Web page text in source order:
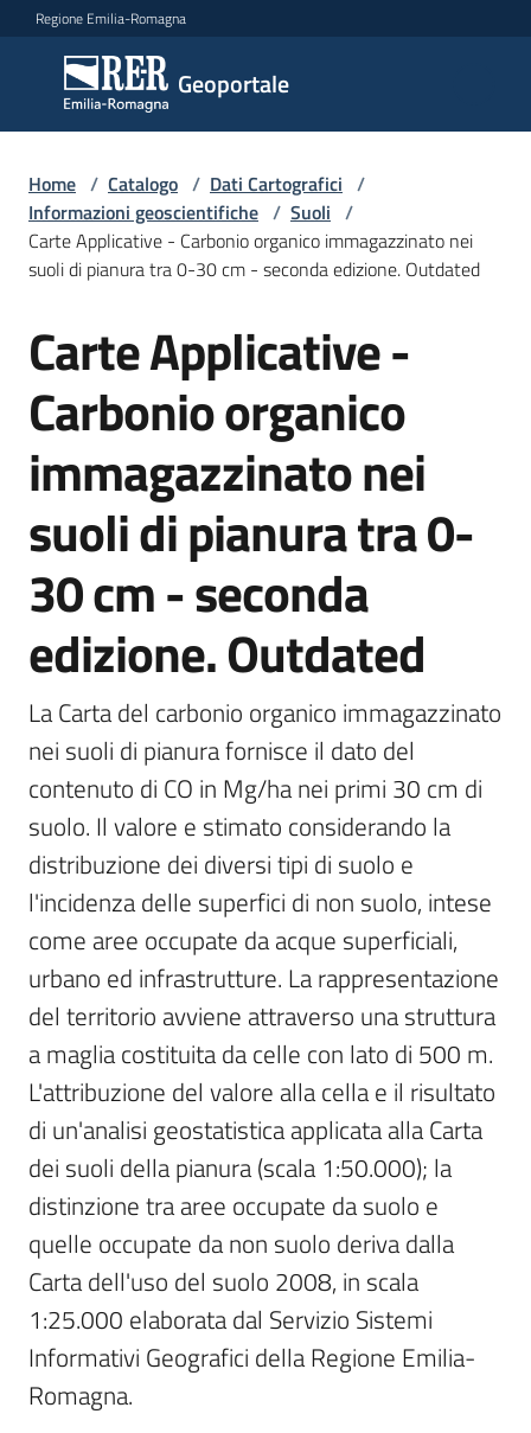
Vai al contenuto
Vai alla navigazione
Vai al footer
Regione Emilia-Romagna
Geoportale
Geoportale
Catalogo
dati,
servizi
e
Visualizza
dati
on-
line
Scarica
i
Archivio
cartografico
Seguici
su
Home / Catalogo / Dati Cartografici /
Informazioni geoscientifiche / Suoli /
Carte Applicative - Carbonio organico immagazzinato nei
suoli di pianura tra 0-30 cm - seconda edizione. Outdated
Salta al contenuto
Carte Applicative -
Carbonio organico
immagazzinato nei
suoli di pianura tra 0-
30 cm - seconda
edizione. Outdated
La Carta del carbonio organico immagazzinato
nei suoli di pianura fornisce il dato del
contenuto di CO in Mg/ha nei primi 30 cm di
suolo. Il valore e stimato considerando la
distribuzione dei diversi tipi di suolo e
l'incidenza delle superfici di non suolo, intese
come aree occupate da acque superficiali,
urbano ed infrastrutture. La rappresentazione
del territorio avviene attraverso una struttura
a maglia costituita da celle con lato di 500 m.
L'attribuzione del valore alla cella e il risultato
di un'analisi geostatistica applicata alla Carta
dei suoli della pianura (scala 1:50.000); la
distinzione tra aree occupate da suolo e
quelle occupate da non suolo deriva dalla
Carta dell'uso del suolo 2008, in scala
1:25.000 elaborata dal Servizio Sistemi
Informativi Geografici della Regione Emilia-
Romagna.